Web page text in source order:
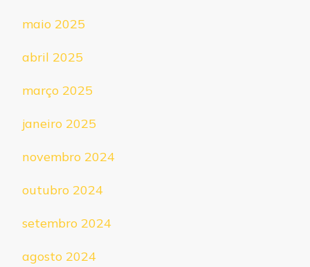
maio 2025
abril 2025
março 2025
janeiro 2025
novembro 2024
outubro 2024
setembro 2024
agosto 2024